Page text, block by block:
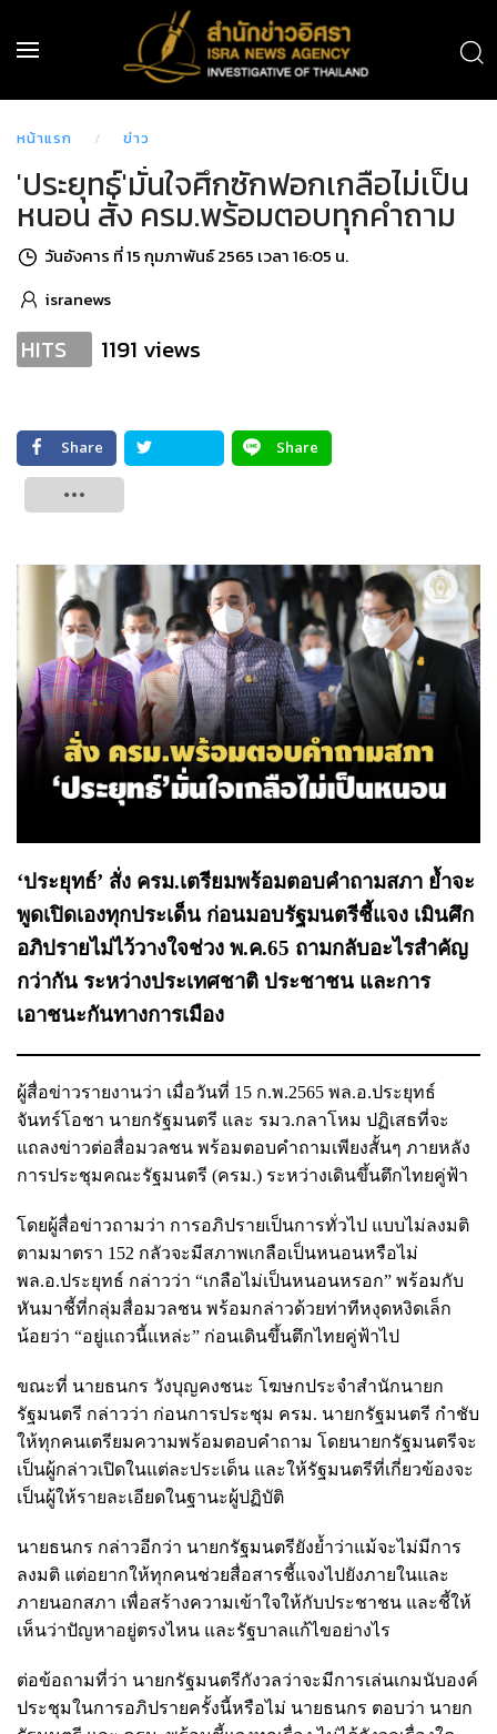
หน้าแรก ข่าว
'ประยุทธ์'มั่นใจศึกซักฟอกเกลือไม่เป็น
หนอน สั่ง ครม.พร้อมตอบทุกคำถาม
วันอังคาร ที่ 15 กุมภาพันธ์ 2565 เวลา 16:05 น.
isranews
HITS 1191 views
Share
Share
‘ประยุทธ์’ สั่ง ครม.เตรียมพร้อมตอบคำถามสภา ย้ำจะ
พูดเปิดเองทุกประเด็น ก่อนมอบรัฐมนตรีชี้แจง เมินศึก
อภิปรายไม่ไว้วางใจช่วง พ.ค.65 ถามกลับอะไรสำคัญ
กว่ากัน ระหว่างประเทศชาติ ประชาชน และการ
เอาชนะกันทางการเมือง
ผู้สื่อข่าวรายงานว่า เมื่อวันที่ 15 ก.พ.2565 พล.อ.ประยุทธ์
จันทร์โอชา นายกรัฐมนตรี และ รมว.กลาโหม ปฏิเสธที่จะ
แถลงข่าวต่อสื่อมวลชน พร้อมตอบคำถามเพียงสั้นๆ ภายหลัง
การประชุมคณะรัฐมนตรี (ครม.) ระหว่างเดินขึ้นตึกไทยคู่ฟ้า
โดยผู้สื่อข่าวถามว่า การอภิปรายเป็นการทั่วไป แบบไม่ลงมติ
ตามมาตรา 152 กลัวจะมีสภาพเกลือเป็นหนอนหรือไม่
พล.อ.ประยุทธ์ กล่าวว่า “เกลือไม่เป็นหนอนหรอก” พร้อมกับ
หันมาชี้ที่กลุ่มสื่อมวลชน พร้อมกล่าวด้วยท่าทีหงุดหงิดเล็ก
น้อยว่า “อยู่แถวนี้แหล่ะ” ก่อนเดินขึ้นตึกไทยคู่ฟ้าไป
ขณะที่ นายธนกร วังบุญคงชนะ โฆษกประจำสำนักนายก
รัฐมนตรี กล่าวว่า ก่อนการประชุม ครม. นายกรัฐมนตรี กำชับ
ให้ทุกคนเตรียมความพร้อมตอบคำถาม โดยนายกรัฐมนตรีจะ
เป็นผู้กล่าวเปิดในแต่ละประเด็น และให้รัฐมนตรีที่เกี่ยวข้องจะ
เป็นผู้ให้รายละเอียดในฐานะผู้ปฏิบัติ
นายธนกร กล่าวอีกว่า นายกรัฐมนตรียังย้ำว่าแม้จะไม่มีการ
ลงมติ แต่อยากให้ทุกคนช่วยสื่อสารชี้แจงไปยังภายในและ
ภายนอกสภา เพื่อสร้างความเข้าใจให้กับประชาชน และชี้ให้
เห็นว่าปัญหาอยู่ตรงไหน และรัฐบาลแก้ไขอย่างไร
ต่อข้อถามที่ว่า นายกรัฐมนตรีกังวลว่าจะมีการเล่นเกมนับองค์
ประชุมในการอภิปรายครั้งนี้หรือไม่ นายธนกร ตอบว่า นายก